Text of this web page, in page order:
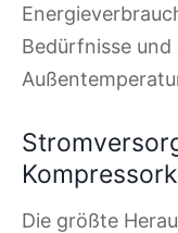
Bedürfnisse und
Die größte